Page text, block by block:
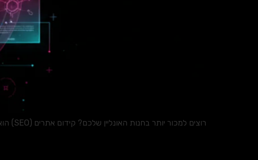
רוצים למכור יותר בחנות האונליין שלכם? קידום אתרים (SEO) הוא המפתח. גלו אילו אסטרטגיות עובדות, כמה זה עולה, ומתי כדאי להשקיע בשירותי סוכנות מקצועית.